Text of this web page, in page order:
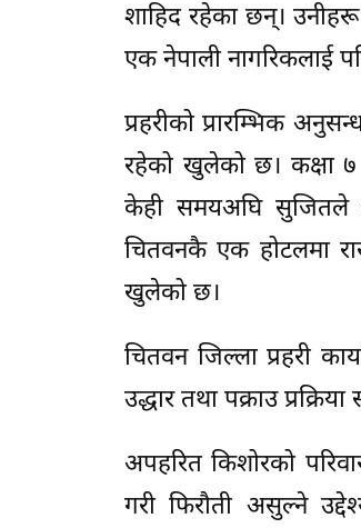
शाहिद रहेका छन्।
एक नेपाली नागरिकलाई
प्रहरीको प्रारम्भिक
रहेको खुलेको छ। कक्षा ७
केही समयअघि सुजितले
चितवनकै एक होटलमा
खुलेको छ।
चितवन जिल्ला प्रहरी
उद्धार तथा पक्राउ
अपहरित किशोरको
गरी फिरौती असुल्ने